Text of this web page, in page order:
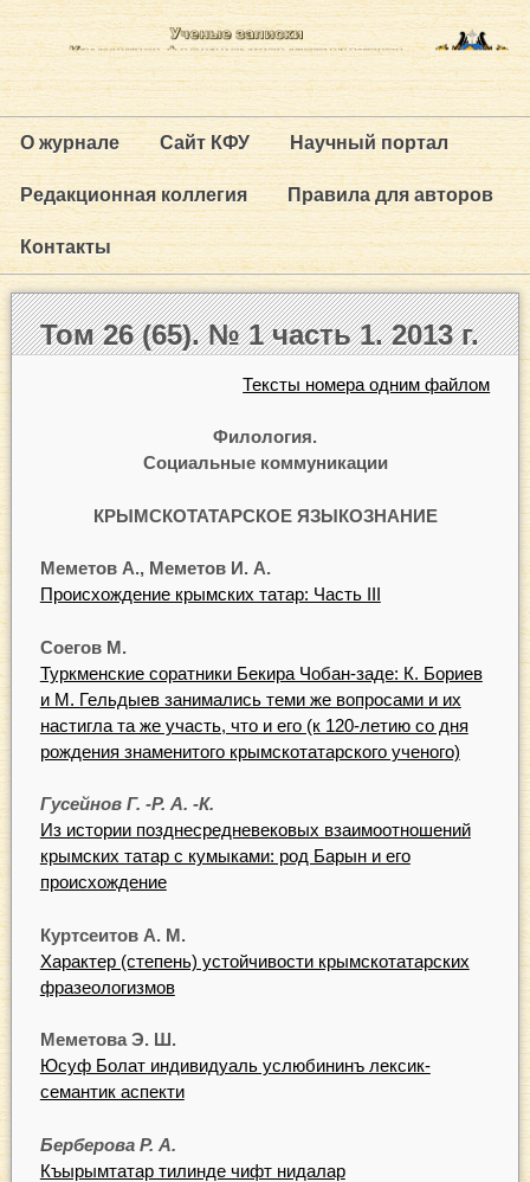
О журнале Сайт КФУ Научный портал
Редакционная коллегия Правила для авторов
Контакты
Том 26 (65). № 1 часть 1. 2013 г.
Тексты номера одним файлом
Филология.
Социальные коммуникации
КРЫМСКОТАТАРСКОЕ ЯЗЫКОЗНАНИЕ
Меметов А., Меметов И. А.
Происхождение крымских татар: Часть III
Соегов М.
Туркменские соратники Бекира Чобан-заде: К. Бориев
и М. Гельдыев занимались теми же вопросами и их
настигла та же участь, что и его (к 120-летию со дня
рождения знаменитого крымскотатарского ученого)
Гусейнов Г. -Р. А. -К.
Из истории позднесредневековых взаимоотношений
крымских татар с кумыками: род Барын и его
происхождение
Куртсеитов А. М.
Характер (степень) устойчивости крымскотатарских
фразеологизмов
Меметова Э. Ш.
Юсуф Болат индивидуаль услюбининъ лексик-
семантик аспекти
Берберова Р. А.
Къырымтатар тилинде чифт нидалар